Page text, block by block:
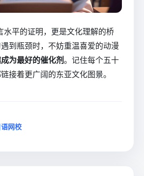
水平的证明，更是文化理解的桥
到瓶颈时，不妨重温喜爱的动漫
为最好的催化剂。记住每个五十
接着更广阔的东亚文化图景。
网校